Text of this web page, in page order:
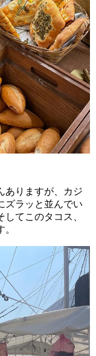
ありますが、カジ
ズラッと並んでい
てこのタコス、